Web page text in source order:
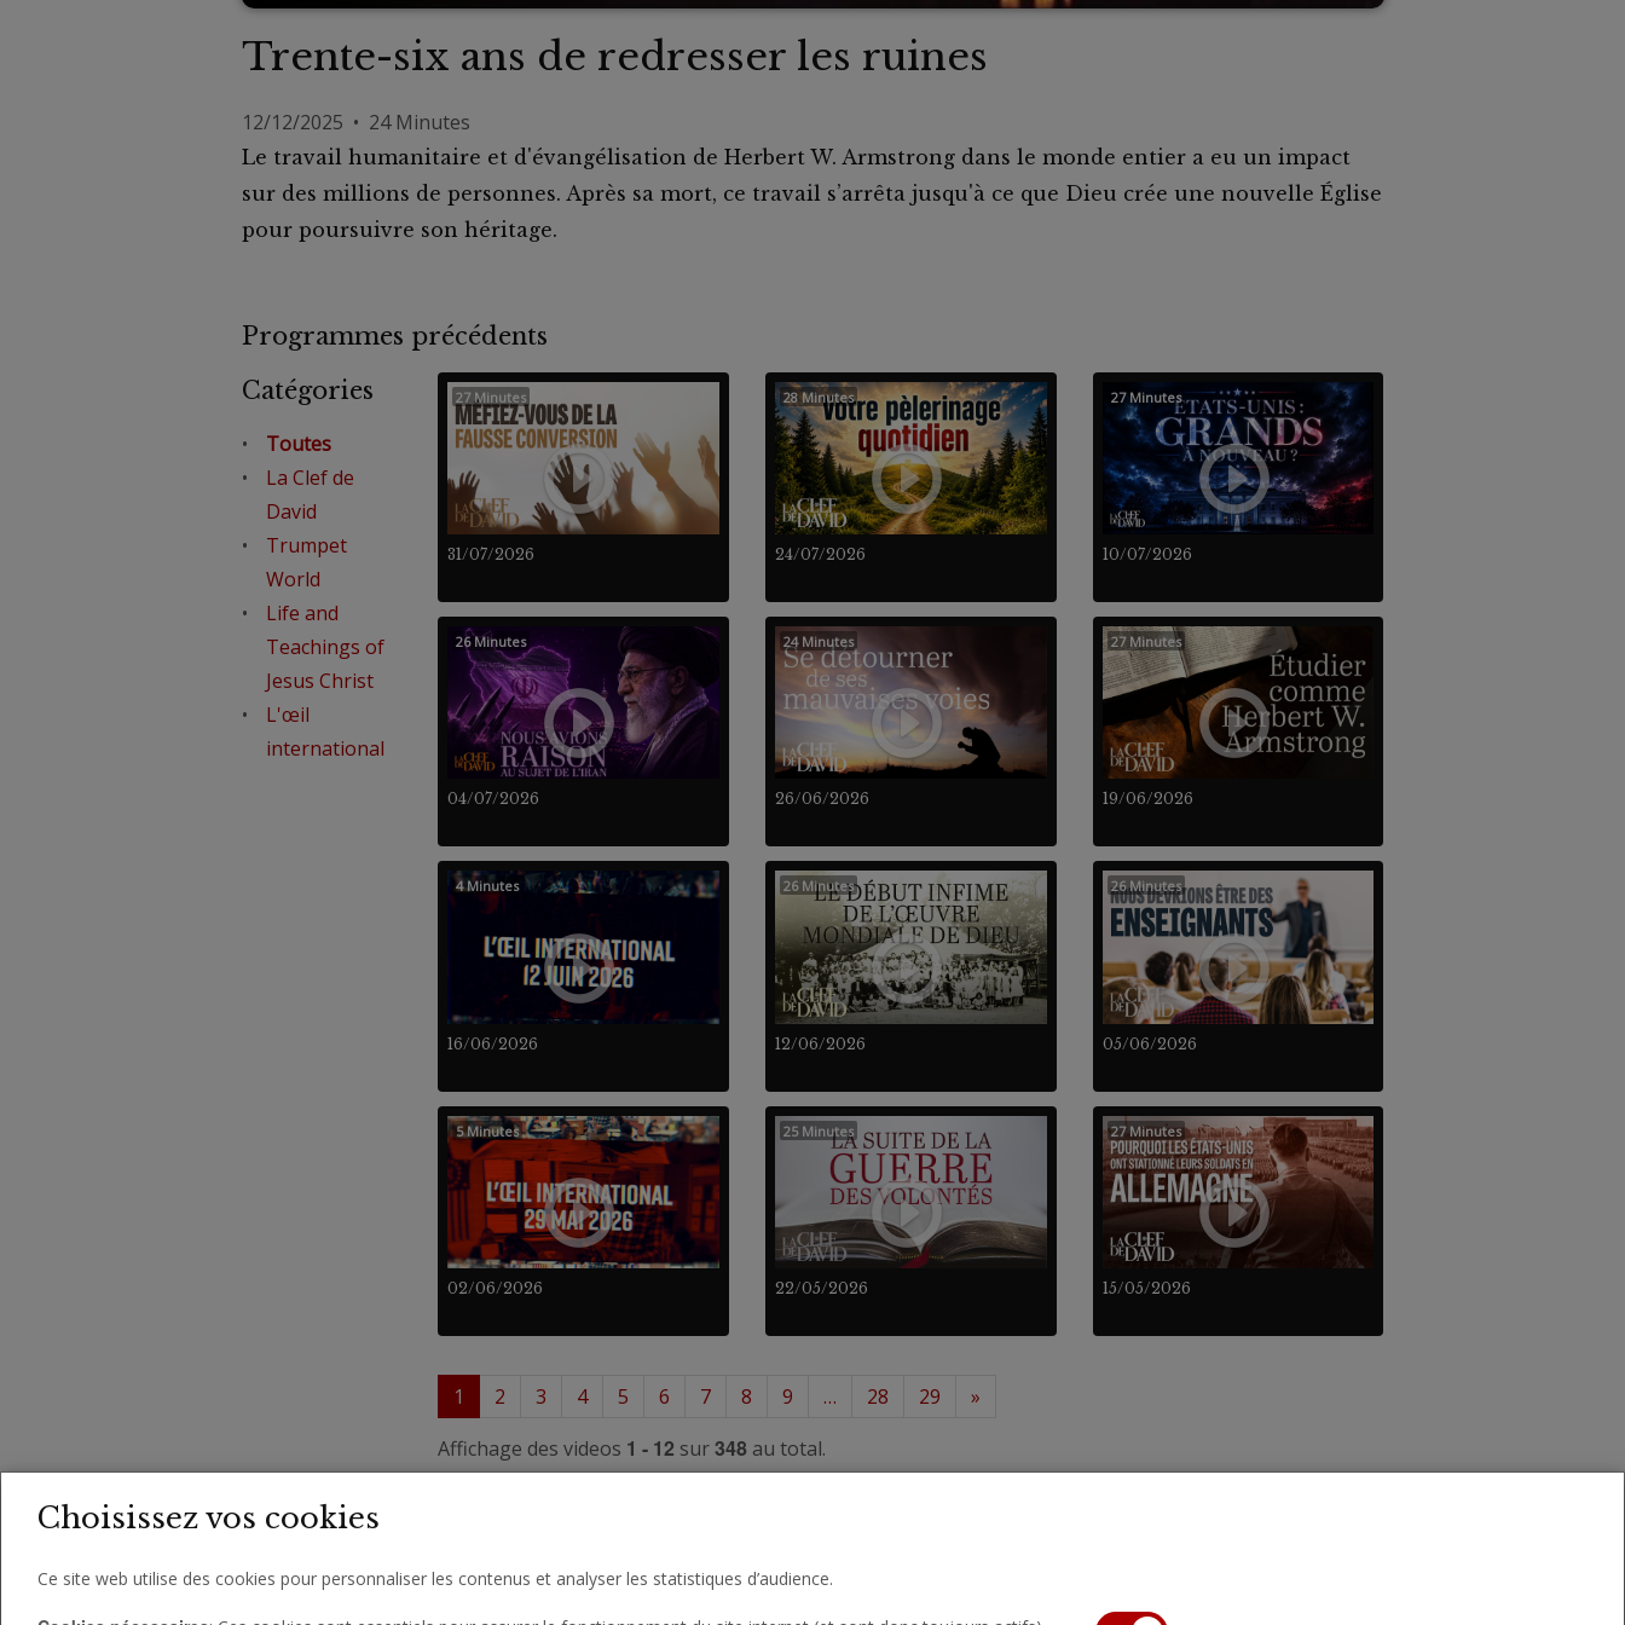
Trente-six ans de redresser les ruines
12/12/2025 • 24 Minutes
Le travail humanitaire et d'évangélisation de Herbert W. Armstrong dans le monde entier a eu un impact
sur des millions de personnes. Après sa mort, ce travail s’arrêta jusqu'à ce que Dieu crée une nouvelle Église
pour poursuivre son héritage.
Programmes précédents
Catégories
Toutes
La Clef de
David
Trumpet
World
Life and
Teachings of
Jesus Christ
L'œil
international
31/07/2026
27 Minutes
24/07/2026
28 Minutes
10/07/2026
27 Minutes
04/07/2026
26 Minutes
26/06/2026
24 Minutes
19/06/2026
27 Minutes
16/06/2026
4 Minutes
12/06/2026
26 Minutes
05/06/2026
26 Minutes
02/06/2026
5 Minutes
22/05/2026
25 Minutes
15/05/2026
27 Minutes
1 2 3 4 5 6 7 8 9 … 28 29
»
Affichage des videos 1 - 12 sur348au total.
Choisissez vos cookies
Ce site web utilise des cookies pour personnaliser les contenus et analyser les statistiques d’audience.